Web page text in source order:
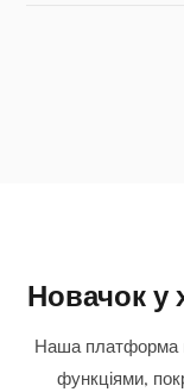
Новачок у
Наша платформа
функціями,